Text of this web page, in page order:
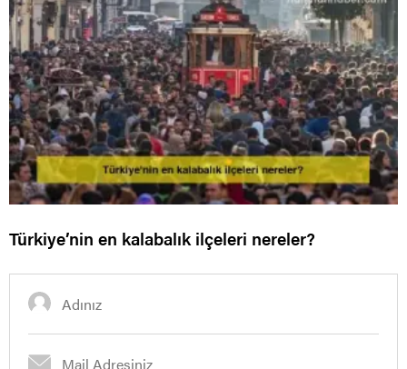
Türkiye’nin en kalabalık ilçeleri nereler?